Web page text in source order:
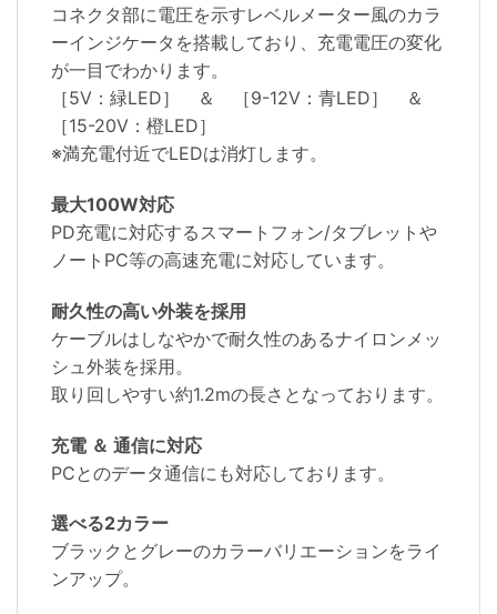
コネクタ部に電圧を示すレベルメーター風のカラ
ーインジケータを搭載しており、充電電圧の変化
が一目でわかります。
［5V：緑LED］ ＆ ［9-12V：青LED］ ＆
［15-20V：橙LED］
※満充電付近でLEDは消灯します。
最大100W対応
PD充電に対応するスマートフォン/タブレットや
ノートPC等の高速充電に対応しています。
耐久性の高い外装を採用
ケーブルはしなやかで耐久性のあるナイロンメッ
シュ外装を採用。
取り回しやすい約1.2mの長さとなっております。
充電 ＆ 通信に対応
PCとのデータ通信にも対応しております。
選べる2カラー
ブラックとグレーのカラーバリエーションをライ
ンアップ。